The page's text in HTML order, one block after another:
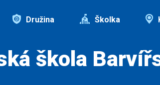
Družina Školka
škola